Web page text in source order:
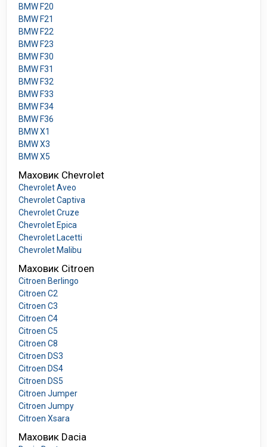
BMW F20
BMW F21
BMW F22
BMW F23
BMW F30
BMW F31
BMW F32
BMW F33
BMW F34
BMW F36
BMW X1
BMW X3
BMW X5
Маховик Chevrolet
Chevrolet Aveo
Chevrolet Captiva
Chevrolet Cruze
Chevrolet Epica
Chevrolet Lacetti
Chevrolet Malibu
Маховик Citroen
Citroen Berlingo
Citroen C2
Citroen C3
Citroen C4
Citroen C5
Citroen C8
Citroen DS3
Citroen DS4
Citroen DS5
Citroen Jumper
Citroen Jumpy
Citroen Xsara
Маховик Dacia